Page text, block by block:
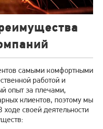
самыми комфортными
работой и
опыт за плечами,
клиентов, поэтому мы
своей деятельности